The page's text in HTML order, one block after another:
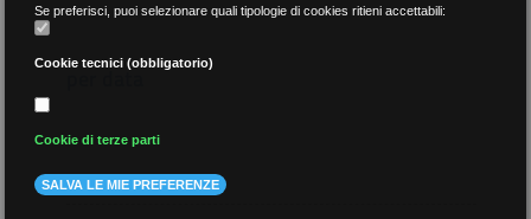
per data
Se preferisci, puoi selezionare quali tipologie di cookies ritieni accettabili:
Cookie tecnici (obbligatorio)
Cookie di terze parti
SALVA LE MIE PREFERENZE